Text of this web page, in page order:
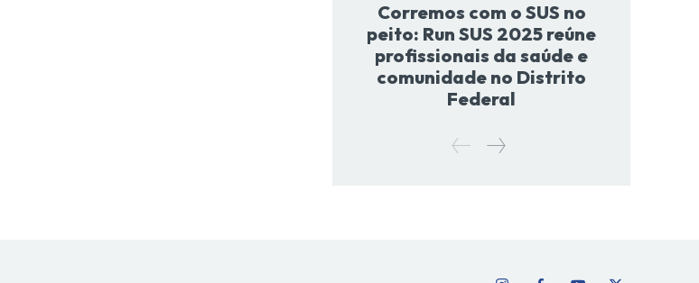
Corremos com o SUS no
peito: Run SUS 2025 reúne
profissionais da saúde e
comunidade no Distrito
Federal